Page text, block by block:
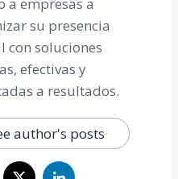
su presencia
con soluciones
efectivas y
a resultados.
author's posts